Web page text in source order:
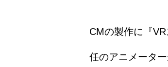
CMの製作に『
任のアニメータ